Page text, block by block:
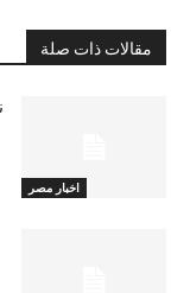
مقالات ذات صلة
اخبار مصر